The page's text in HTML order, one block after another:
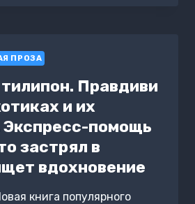
ПРОЗА
Правдиви
и их
Экспресс-помощь
застрял в
вдохновение
книга популярного